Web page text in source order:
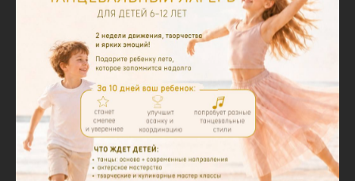
Занятия для взрослых
Мы предлагаем занятия для всех